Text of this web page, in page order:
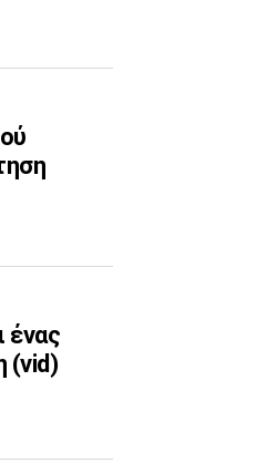
ένας
(vid)